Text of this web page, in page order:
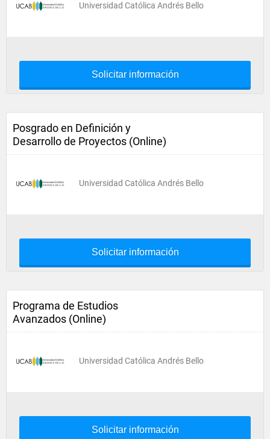
Universidad Católica Andrés Bello
Solicitar información
Posgrado en Definición y
Desarrollo de Proyectos (Online)
Universidad Católica Andrés Bello
Solicitar información
Programa de Estudios
Avanzados (Online)
Universidad Católica Andrés Bello
Solicitar información